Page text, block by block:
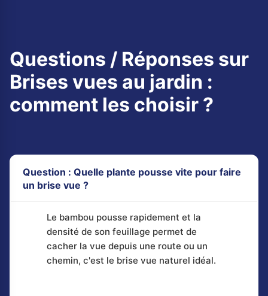
Questions / Réponses sur
Brises vues au jardin :
comment les choisir ?
Question : Quelle plante pousse vite pour faire
un brise vue ?
Le bambou pousse rapidement et la
densité de son feuillage permet de
cacher la vue depuis une route ou un
chemin, c'est le brise vue naturel idéal.